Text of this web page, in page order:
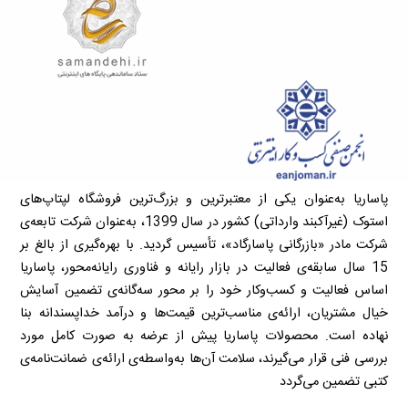
پاساریا به‌عنوان یکی از معتبرترین و بزرگ‌ترین فروشگاه لپتاپ‌های
استوک (غیرآکبند وارداتی) کشور در سال 1399، به‌عنوان شرکت تابعه‌ی
شرکت مادر «بازرگانی پاسارگاد»، تأسیس گردید. با بهره‌گیری از بالغ بر
15 سال سابقه‌ی فعالیت در بازار رایانه و فناوری رایانه‌محور، پاساریا
اساس فعالیت و کسب‌وکار خود را بر محور سه‌گانه‌ی تضمین آسایش
خیال مشتریان، ارائه‌ی مناسب‌ترین قیمت‌ها و درآمد خداپسندانه بنا
نهاده است. محصولات پاساریا پیش از عرضه به صورت کامل مورد
بررسی فنی قرار می‌گیرند، سلامت آن‌ها به‌واسطه‌ی ارائه‌ی ضمانت‌نامه‌ی
کتبی تضمین می‌گردد